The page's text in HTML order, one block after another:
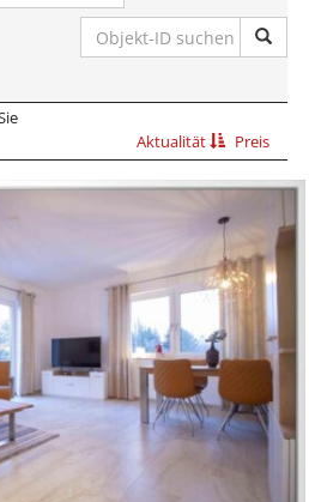
Aktualität
Preis